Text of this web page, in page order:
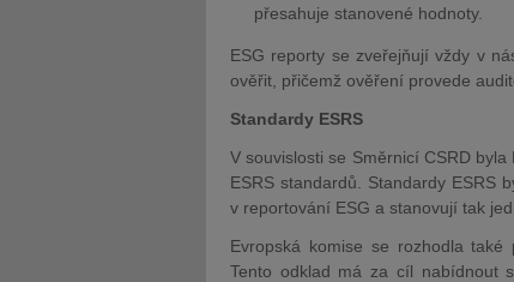
přesahuje stanovené hodnoty.
ESG reporty se zveřejňují vždy v
ověřit, přičemž ověření provede
Standardy ESRS
V souvislosti se Směrnicí CSRD
ESRS standardů. Standardy ESRS
v reportování ESG a stanovují tak
Evropská komise se rozhodla
Tento odklad má za cíl nabídnout